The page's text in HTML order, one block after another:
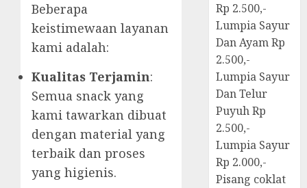
Beberapa
keistimewaan layanan
kami adalah:
Kualitas Terjamin:
Semua snack yang
kami tawarkan dibuat
dengan material yang
terbaik dan proses
yang higienis.
Rp 2.500,-
Lumpia Sayur
Dan Ayam Rp
2.500,-
Lumpia Sayur
Dan Telur
Puyuh Rp
2.500,-
Lumpia Sayur
Rp 2.000,-
Pisang coklat